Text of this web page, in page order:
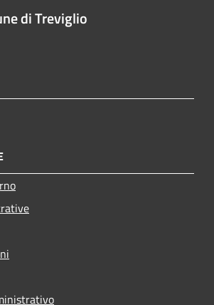
di Treviglio